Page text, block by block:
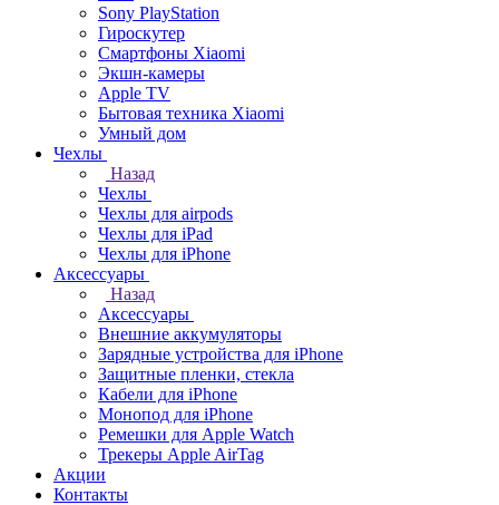
Sony PlayStation
Гироскутер
Смартфоны Xiaomi
Экшн-камеры
Apple TV
Бытовая техника Xiaomi
Умный дом
Чехлы
Назад
Чехлы
Чехлы для airpods
Чехлы для iPad
Чехлы для iPhone
Аксессуары
Назад
Аксессуары
Внешние аккумуляторы
Зарядные устройства для iPhone
Защитные пленки, стекла
Кабели для iPhone
Монопод для iPhone
Ремешки для Apple Watch
Трекеры Apple AirTag
Акции
Контакты